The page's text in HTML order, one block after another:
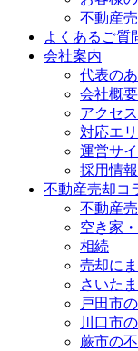
不動産
よくあるご質
会社案内
代表の
会社概要
アクセス
対応エ
運営サイ
採用情報
不動産売却コ
不動産
空き家
相続
売却に
さいた
戸田市
川口市
蕨市の